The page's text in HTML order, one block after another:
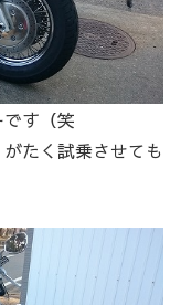
す（笑
たく試乗させても